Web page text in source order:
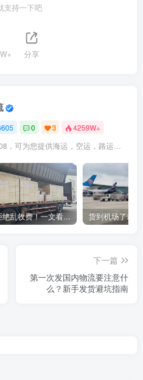
支持一下吧
分享
0 3 4259W+
微信1139976508，可为您提供海运，空运，路运，铁路运输
拒绝乱收费！一文看懂中国货代计费套路，教你避开所有隐形坑
下一篇
第一次发国内物流要注意什
么？新手发货避坑指南